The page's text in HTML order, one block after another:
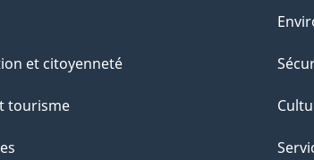
et citoyenneté
tourisme